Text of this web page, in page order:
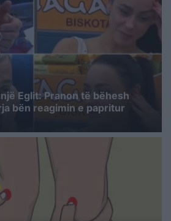
Eglit: Pranon të bëhesh
bën reagimin e papritur